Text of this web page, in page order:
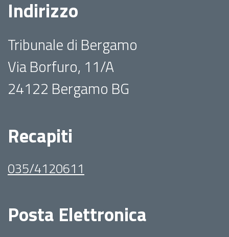
Indirizzo
Tribunale di Bergamo
Via Borfuro, 11/A
24122 Bergamo BG
Recapiti
035/4120611
Posta Elettronica